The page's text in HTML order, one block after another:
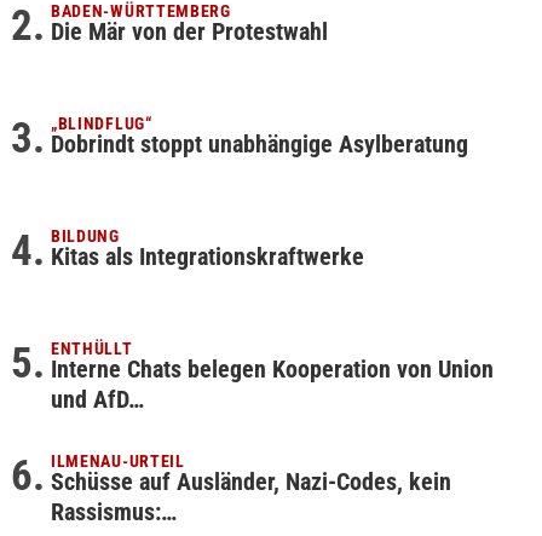
BADEN-WÜRTTEMBERG
Die Mär von der Protestwahl
„BLINDFLUG“
Dobrindt stoppt unabhängige Asylberatung
BILDUNG
Kitas als Integrationskraftwerke
ENTHÜLLT
Interne Chats belegen Kooperation von Union
und AfD…
ILMENAU-URTEIL
Schüsse auf Ausländer, Nazi-Codes, kein
Rassismus:…